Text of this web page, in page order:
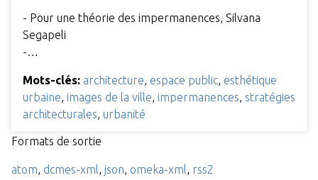
- Pour une théorie des impermanences, Silvana
Segapeli
-…
Mots-clés: architecture espace public esthétique
urbaine images de la ville impermanences stratégies
architecturales urbanité
Formats de sortie
atom dcmes-xml json omeka-xml rss2